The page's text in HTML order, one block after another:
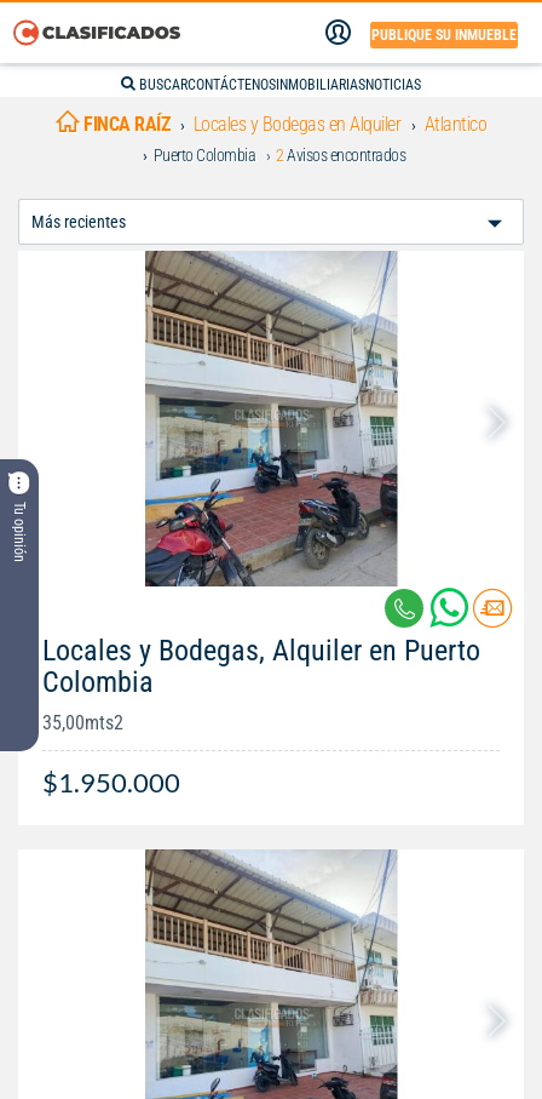
PUBLIQUE SU INMUEBLE
BUSCARCONTÁCTENOS INMOBILIARIASNOTICIAS
Tu opinión
FINCA RAÍZ Locales y Bodegas en Alquiler Atlantico
Puerto Colombia 2Avisos encontrados
Locales y Bodegas, Alquiler en Puerto
Colombia
35,00mts2
$1.950.000